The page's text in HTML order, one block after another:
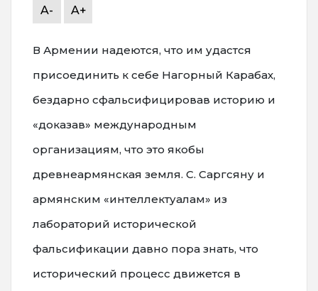
A- A+
В Армении надеются, что им удастся
присоединить к себе Нагорный Карабах,
бездарно сфальсифицировав историю и
«доказав» международным
организациям, что это якобы
древнеармянская земля. С. Саргсяну и
армянским «интеллектуалам» из
лабораторий исторической
фальсификации давно пора знать, что
исторический процесс движется в